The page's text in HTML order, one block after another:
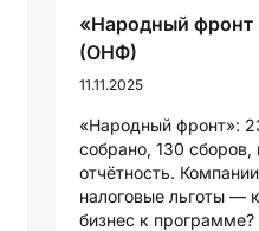
«Народный фронт
(ОНФ)
11.11.2025
«Народный фронт»:
собрано, 130 сборов,
отчётность.
налоговые льготы —
бизнес к программе?